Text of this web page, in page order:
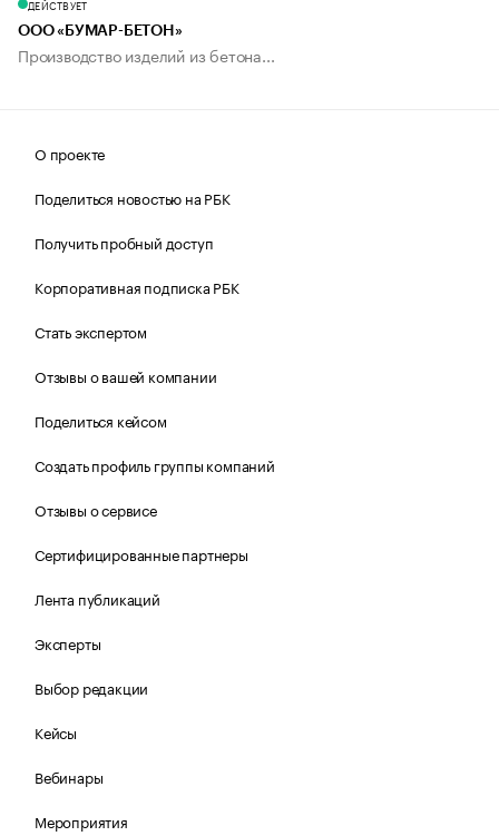
ДЕЙСТВУЕТ
ООО «БУМАР-БЕТОН»
Производство изделий из бетона...
О проекте
Поделиться новостью на РБК
Получить пробный доступ
Корпоративная подписка РБК
Стать экспертом
Отзывы о вашей компании
Поделиться кейсом
Создать профиль группы компаний
Отзывы о сервисе
Сертифицированные партнеры
Лента публикаций
Эксперты
Выбор редакции
Кейсы
Вебинары
Мероприятия